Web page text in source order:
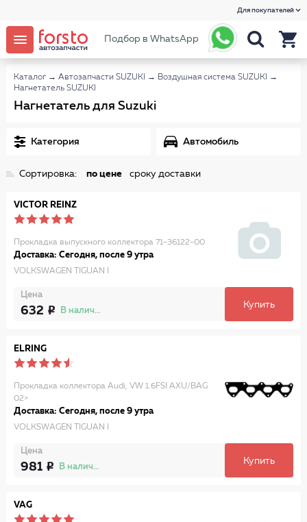
Для покупателей
Подбор в WhatsApp
Каталог → Автозапчасти SUZUKI → Воздушная система SUZUKI
→
Нагнетатель SUZUKI
Нагнетатель для Suzuki
Категория Автомобиль
Сортировка: по цене сроку доставки
VICTOR REINZ
Прокладка выпускного коллектора 71-36122-00
Доставка: Сегодня, после 9 утра
VOLKSWAGEN TIGUAN I
Цена
632 В наличии
Купить
ELRING
Прокладка коллектора Audi, VW 1.6FSI AXU/BAG
02>
Доставка: Сегодня, после 9 утра
VOLKSWAGEN TIGUAN I
Цена
981 В наличии
Купить
VAG